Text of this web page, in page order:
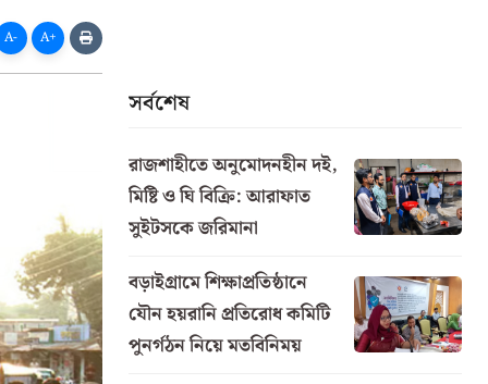
A- A+
সর্বশেষ
রাজশাহীতে অনুমোদনহীন দই,
মিষ্টি ও ঘি বিক্রি: আরাফাত
সুইটসকে জরিমানা
বড়াইগ্রামে শিক্ষাপ্রতিষ্ঠানে
যৌন হয়রানি প্রতিরোধ কমিটি
পুনর্গঠন নিয়ে মতবিনিময়